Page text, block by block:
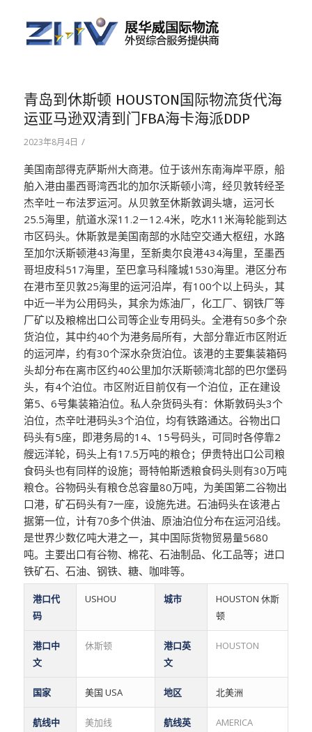
青岛到休斯顿 HOUSTON国际物流货代海
运亚马逊双清到门FBA海卡海派DDP
2023年8月4日 /
美国南部得克萨斯州大商港。位于该州东南海岸平原，船
舶入港由墨西哥湾西北的加尔沃斯顿小湾，经贝敦转经圣
杰辛吐－布法罗运河。从贝敦至休斯敦调头塘，运河长
25.5海里，航道水深11.2－12.4米，吃水11米海轮能到达
市区码头。休斯敦是美国南部的水陆空交通大枢纽，水路
至加尔沃斯顿港43海里，至新奥尔良港434海里，至墨西
哥坦皮科517海里，至巴拿马科隆城1530海里。港区分布
在港市至贝敦25海里的运河沿岸，有100个以上码头，其
中近一半为公用码头，其余为炼油厂，化工厂、钢铁厂等
厂矿以及粮棉出口公司等企业专用码头。全港有50多个杂
货泊位，其中约40个为港务局所有，大部分靠近市区附近
的运河岸，约有30个深水杂货泊位。该港的主要集装箱码
头却分布在离市区约40公里加尔沃斯顿湾北部的巴尔堡码
头，有4个泊位。市区附近目前仅有一个泊位，正在建设
第5、6号集装箱泊位。私人杂货码头有：休斯敦码头3个
泊位，杰辛吐港码头3个泊位，均有铁路通达。谷物出口
码头有5座，即港务局的14、15号码头，可同时各停靠2
艘远洋轮，码头上有17.5万吨的粮仓；伊贵特出口公司粮
食码头也有同样的设施；哥特帕斯透粮食码头则有30万吨
粮仓。谷物码头有粮仓总容量80万吨，为美国第二谷物出
口港，矿石码头有7一座，设施先进。石油码头在该港占
据第一位，计有70多个供油、原油泊位分布在运河沿线。
是世界少数亿吨大港之一，其中国际货物贸易量5680
吨。主要出口有谷物、棉花、石油制品、化工品等；进口
铁矿石、石油、钢铁、糖、咖啡等。
港口代
码
USHOU 城市
HOUSTON 休斯
顿
港口中
文
休斯顿
港口英
文
HOUSTON
国家 美国 USA 地区 北美洲
航线中
美加线
航线英
AMERICA